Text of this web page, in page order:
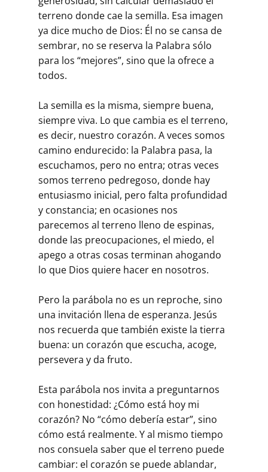
terreno donde cae la semilla. Esa imagen
ya dice mucho de Dios: Él no se cansa de
sembrar, no se reserva la Palabra sólo
para los “mejores”, sino que la ofrece a
todos.
La semilla es la misma, siempre buena,
siempre viva. Lo que cambia es el terreno,
es decir, nuestro corazón. A veces somos
camino endurecido: la Palabra pasa, la
escuchamos, pero no entra; otras veces
somos terreno pedregoso, donde hay
entusiasmo inicial, pero falta profundidad
y constancia; en ocasiones nos
parecemos al terreno lleno de espinas,
donde las preocupaciones, el miedo, el
apego a otras cosas terminan ahogando
lo que Dios quiere hacer en nosotros.
Pero la parábola no es un reproche, sino
una invitación llena de esperanza. Jesús
nos recuerda que también existe la tierra
buena: un corazón que escucha, acoge,
persevera y da fruto.
Esta parábola nos invita a preguntarnos
con honestidad: ¿Cómo está hoy mi
corazón? No “cómo debería estar”, sino
cómo está realmente. Y al mismo tiempo
nos consuela saber que el terreno puede
cambiar: el corazón se puede ablandar,